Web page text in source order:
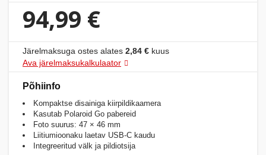
94,99 €
Järelmaksuga ostes alates 2,84 € kuus
Ava järelmaksukalkulaator
Põhiinfo
Kompaktse disainiga kiirpildikaamera
Kasutab Polaroid Go pabereid
Foto suurus: 47 × 46 mm
Liitiumioonaku laetav USB-C kaudu
Integreeritud välk ja pildiotsija
Ilu
Sport
Mänguasjad